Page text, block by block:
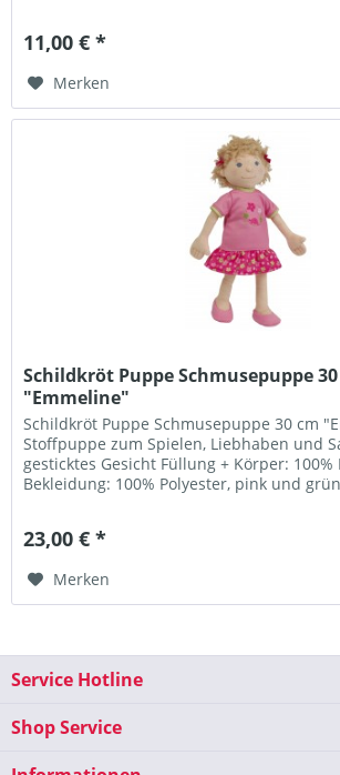
11,00 € *
Merken
Schildkröt Puppe Schmusepuppe
"Emmeline"
Schildkröt Puppe Schmusepuppe 30 cm
Stoffpuppe zum Spielen, Liebhaben und
gesticktes Gesicht Füllung + Körper: 100%
Bekleidung: 100% Polyester, pink und
23,00 € *
Merken
Service Hotline
Shop Service